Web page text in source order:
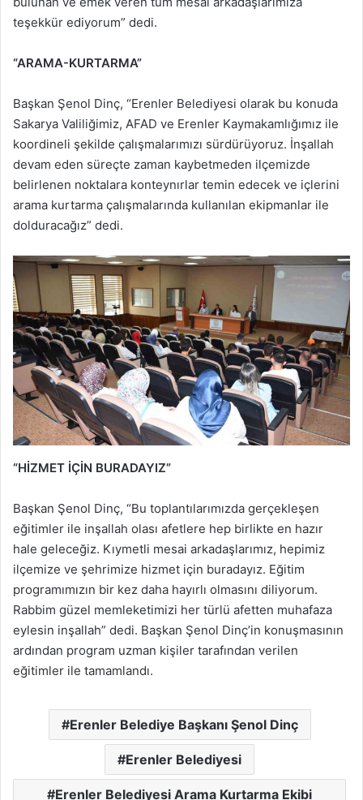
teşekkür ediyorum” dedi.
“ARAMA-KURTARMA”
Başkan Şenol Dinç, “Erenler Belediyesi olarak bu konuda
Sakarya Valiliğimiz, AFAD ve Erenler Kaymakamlığımız ile
koordineli şekilde çalışmalarımızı sürdürüyoruz. İnşallah
devam eden süreçte zaman kaybetmeden ilçemizde
belirlenen noktalara konteynırlar temin edecek ve içlerini
arama kurtarma çalışmalarında kullanılan ekipmanlar ile
dolduracağız” dedi.
“HİZMET İÇİN BURADAYIZ”
Başkan Şenol Dinç, “Bu toplantılarımızda gerçekleşen
eğitimler ile inşallah olası afetlere hep birlikte en hazır
hale geleceğiz. Kıymetli mesai arkadaşlarımız, hepimiz
ilçemize ve şehrimize hizmet için buradayız. Eğitim
programımızın bir kez daha hayırlı olmasını diliyorum.
Rabbim güzel memleketimizi her türlü afetten muhafaza
eylesin inşallah” dedi. Başkan Şenol Dinç’in konuşmasının
ardından program uzman kişiler tarafından verilen
eğitimler ile tamamlandı.
Erenler Belediye Başkanı Şenol Dinç
Erenler Belediyesi
Erenler Belediyesi Arama Kurtarma Ekibi